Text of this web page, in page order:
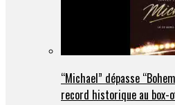
“Michael” dépasse
record historique au box-